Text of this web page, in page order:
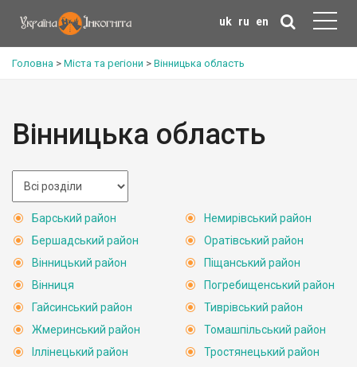
uk ru en
Головна > Міста та регіони > Вінницька область
Вінницька область
Барський район
Бершадський район
Вінницький район
Вінниця
Гайсинський район
Жмеринський район
Іллінецький район
Немирівський район
Оратівський район
Піщанський район
Погребищенський район
Тиврівський район
Томашпільський район
Тростянецький район